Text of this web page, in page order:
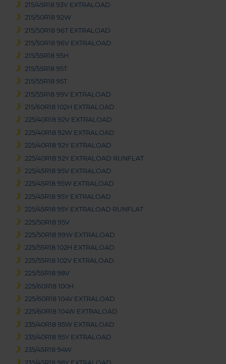
215/45R18 93V EXTRALOAD
215/50R18 92W
215/50R18 96T EXTRALOAD
215/50R18 96V EXTRALOAD
215/55R18 95H
215/55R18 95T
215/55R18 95T
215/55R18 99V EXTRALOAD
215/60R18 102H EXTRALOAD
225/40R18 92V EXTRALOAD
225/40R18 92W EXTRALOAD
225/40R18 92Y EXTRALOAD
225/40R18 92Y EXTRALOAD RUNFLAT
225/45R18 95V EXTRALOAD
225/45R18 95W EXTRALOAD
225/45R18 95Y EXTRALOAD
225/45R18 95Y EXTRALOAD RUNFLAT
225/50R18 95V
225/50R18 99W EXTRALOAD
225/55R18 102H EXTRALOAD
225/55R18 102V EXTRALOAD
225/55R18 98V
225/60R18 100H
225/60R18 104V EXTRALOAD
225/60R18 104W EXTRALOAD
235/40R18 95W EXTRALOAD
235/40R18 95Y EXTRALOAD
235/45R18 94W